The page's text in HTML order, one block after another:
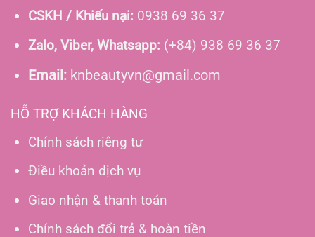
CSKH / Khiếu nại: 0938 69 36 37
Zalo, Viber, Whatsapp: (+84) 938 69 36 37
Email:knbeautyvn@gmail.com
HỖ TRỢ KHÁCH HÀNG
Chính sách riêng tư
Điều khoản dịch vụ
Giao nhận & thanh toán
Chính sách đổi trả & hoàn tiền